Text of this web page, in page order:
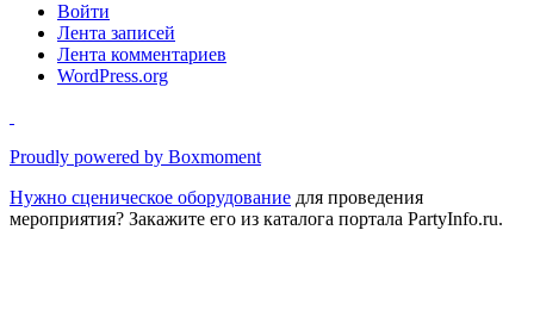
Войти
Лента записей
Лента комментариев
WordPress.org
Proudly powered by Boxmoment
Нужно сценическое оборудование для проведения
мероприятия? Закажите его из каталога портала PartyInfo.ru.